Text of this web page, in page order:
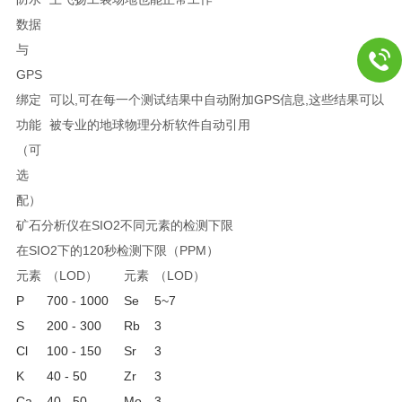
数据
与
GPS
绑定
功能
（可
选
配）
可以,可在每一个测试结果中自动附加GPS信息,这些结果可以
被专业的地球物理分析软件自动引用
矿石分析仪在SIO2不同元素的检测下限
在SIO2下的120秒检测下限（PPM）
元素
（LOD） 元素
（LOD）
P
700 - 1000 Se
5~7
S
200 - 300 Rb
3
Cl
100 - 150 Sr
3
K
40 - 50 Zr
3